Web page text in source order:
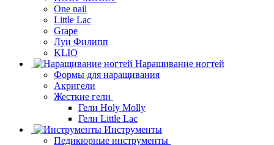
One nail
Little Lac
Grape
Луи Филипп
KLIO
Наращивание ногтей
Формы для наращивания
Акригели
Жесткие гели
Гели Holy Molly
Гели Little Lac
Инструменты
Педикюрные инструменты